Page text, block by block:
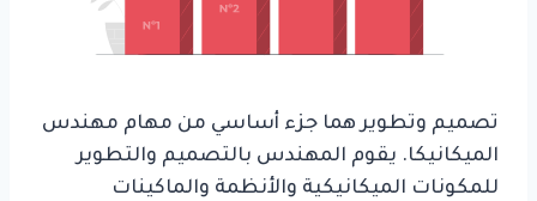
تصميم وتطوير هما جزء أساسي من مهام مهندس
الميكانيكا. يقوم المهندس بالتصميم والتطوير
للمكونات الميكانيكية والأنظمة والماكينات